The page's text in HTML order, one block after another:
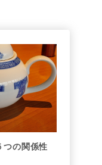
つの関係性